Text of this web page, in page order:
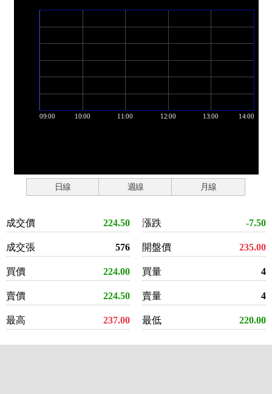
日線 週線 月線
成交價 224.50
成交張 576
買價 224.00
賣價 224.50
最高 237.00
漲跌 -7.50
開盤價 235.00
買量 4
賣量 4
最低 220.00